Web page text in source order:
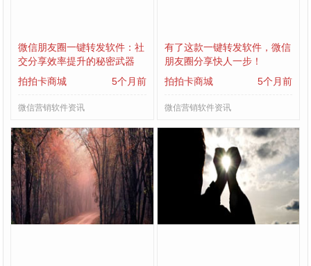
微信朋友圈一键转发软件：社
交分享效率提升的秘密武器
拍拍卡商城
5个月前
微信营销软件资讯
有了这款一键转发软件，微信
朋友圈分享快人一步！
拍拍卡商城
5个月前
微信营销软件资讯